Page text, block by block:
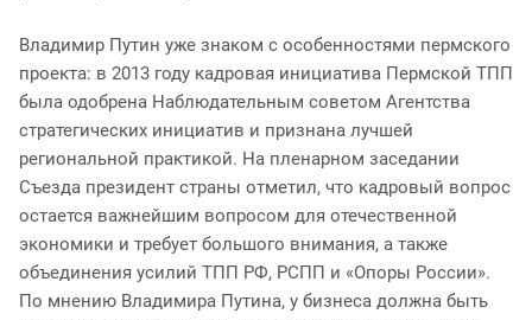
Владимир Путин уже знаком с особенностями пермского
проекта: в 2013 году кадровая инициатива Пермской ТПП
была одобрена Наблюдательным советом Агентства
стратегических инициатив и признана лучшей
региональной практикой. На пленарном заседании
Съезда президент страны отметил, что кадровый вопрос
остается важнейшим вопросом для отечественной
экономики и требует большого внимания, а также
объединения усилий ТПП РФ, РСПП и «Опоры России».
По мнению Владимира Путина, у бизнеса должна быть